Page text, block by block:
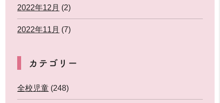
2022年12月 (2)
2022年11月 (7)
カテゴリー
全校児童 (248)